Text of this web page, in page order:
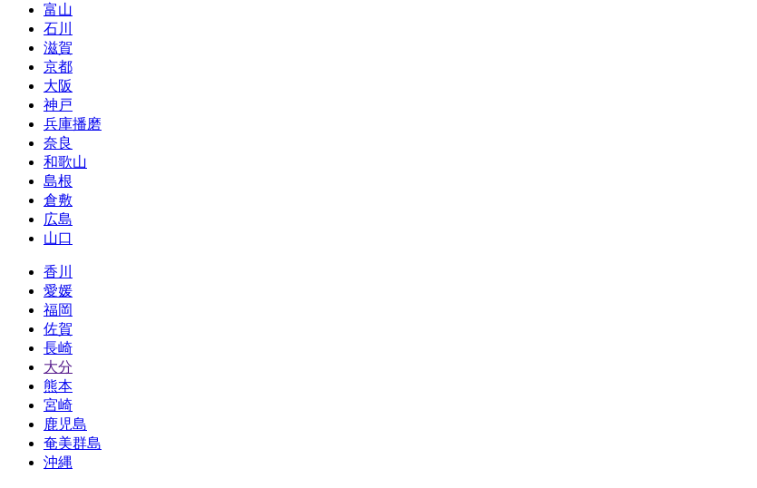
富山
石川
滋賀
京都
大阪
神戸
兵庫播磨
奈良
和歌山
島根
倉敷
広島
山口
香川
愛媛
福岡
佐賀
長崎
大分
熊本
宮崎
鹿児島
奄美群島
沖縄